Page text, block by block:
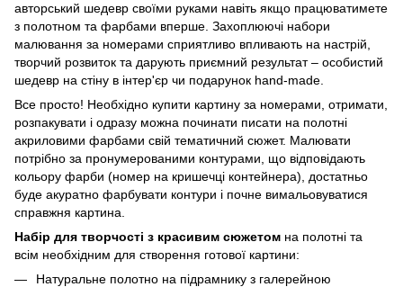
авторський шедевр своїми руками навіть якщо працюватимете
з полотном та фарбами вперше. Захоплюючі набори
малювання за номерами сприятливо впливають на настрій,
творчий розвиток та дарують приємний результат – особистий
шедевр на стіну в інтер'єр чи подарунок hand-made.
Все просто! Необхідно купити картину за номерами, отримати,
розпакувати і одразу можна починати писати на полотні
акриловими фарбами свій тематичний сюжет. Малювати
потрібно за пронумерованими контурами, що відповідають
кольору фарби (номер на кришечці контейнера), достатньо
буде акуратно фарбувати контури і почне вимальовуватися
справжня картина.
Набір для творчості з красивим сюжетом на полотні та
всім необхідним для створення готової картини:
Натуральне полотно на підрамнику з галерейною